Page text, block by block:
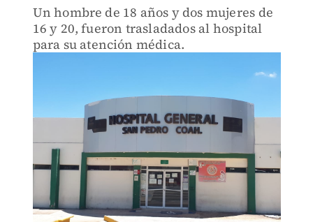
Un hombre de 18 años y dos mujeres de
16 y 20, fueron trasladados al hospital
para su atención médica.